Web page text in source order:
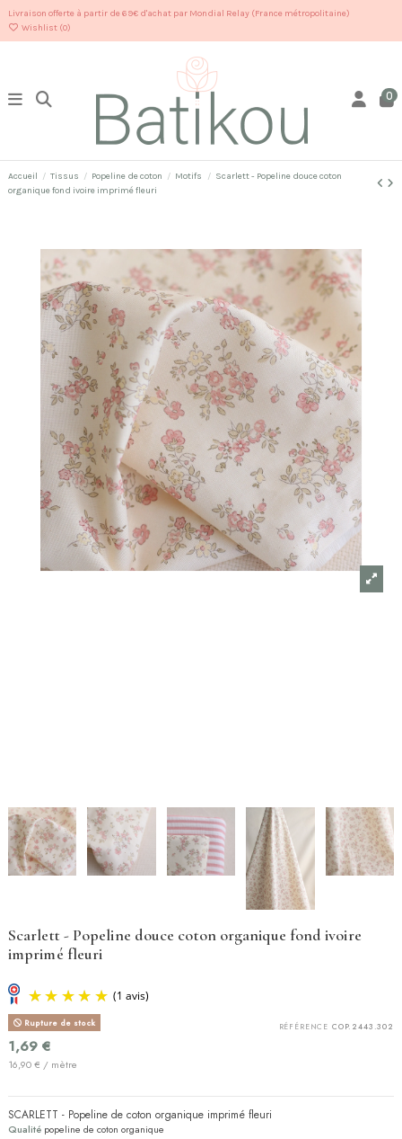
Livraison offerte à partir de 69€ d'achat par Mondial Relay (France métropolitaine)
Wishlist (0)
0
Accueil Tissus Popeline de coton Motifs
Scarlett - Popeline douce coton
organique fond ivoire imprimé fleuri
Scarlett - Popeline douce coton organique fond ivoire
imprimé fleuri
RÉFÉRENCE COP.2443.302
Rupture de stock
1,69 €
16,90 € / mètre
SCARLETT - Popeline de coton organique imprimé fleuri
Qualité popeline de coton organique